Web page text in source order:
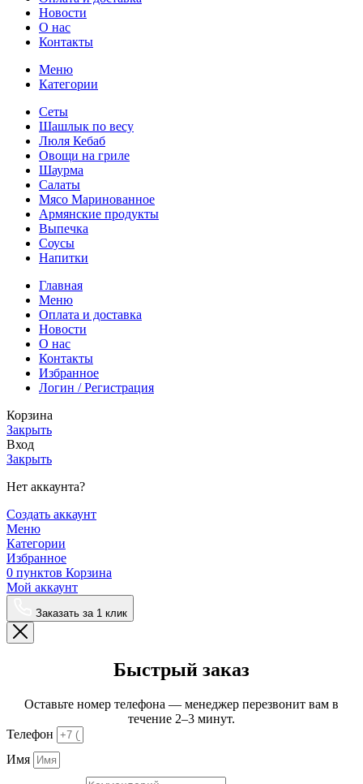
Новости
О нас
Контакты
Меню
Категории
Сеты
Шашлык по весу
Люля Кебаб
Овощи на гриле
Шаурма
Салаты
Мясо Маринованное
Армянские продукты
Выпечка
Соусы
Напитки
Главная
Меню
Оплата и доставка
Новости
О нас
Контакты
Избранное
Логин / Регистрация
Корзина
Закрыть
Вход
Закрыть
Нет аккаунта?
Создать аккаунт
Меню
Категории
Избранное
0 пунктов Корзина
Мой аккаунт
Заказать за 1 клик
Быстрый заказ
Оставьте номер телефона — менеджер перезвонит вам в
течение 2–3 минут.
Телефон
Имя